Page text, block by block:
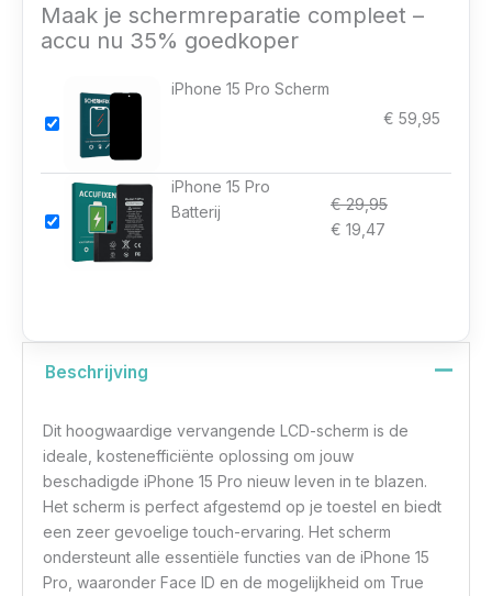
Maak je schermreparatie compleet –
accu nu 35% goedkoper
iPhone 15 Pro Scherm
€ 59,95
iPhone 15 Pro
Batterij
€29,95
€ 19,47
Beschrijving
Dit hoogwaardige vervangende LCD-scherm is de
ideale, kostenefficiënte oplossing om jouw
beschadigde iPhone 15 Pro nieuw leven in te blazen.
Het scherm is perfect afgestemd op je toestel en biedt
een zeer gevoelige touch-ervaring. Het scherm
ondersteunt alle essentiële functies van de iPhone 15
Pro, waaronder Face ID en de mogelijkheid om True